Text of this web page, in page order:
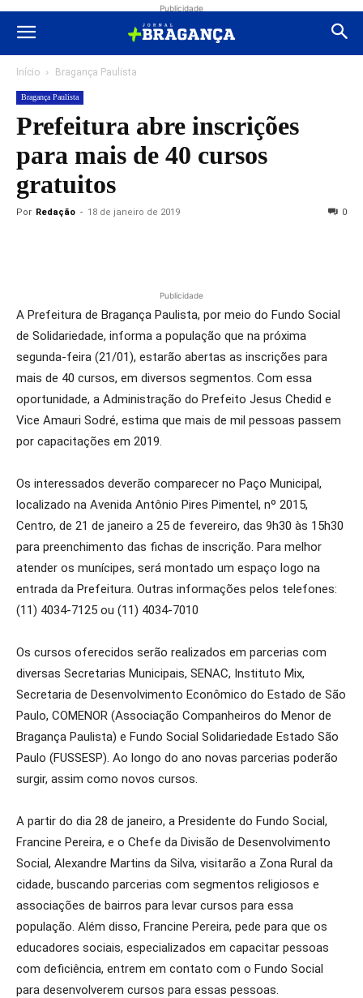
Publicidade
Início Bragança Paulista
Bragança Paulista
Prefeitura abre inscrições
para mais de 40 cursos
gratuitos
Por Redação - 18 de janeiro de 2019 0
Publicidade
A Prefeitura de Bragança Paulista, por meio do Fundo Social
de Solidariedade, informa a população que na próxima
segunda-feira (21/01), estarão abertas as inscrições para
mais de 40 cursos, em diversos segmentos. Com essa
oportunidade, a Administração do Prefeito Jesus Chedid e
Vice Amauri Sodré, estima que mais de mil pessoas passem
por capacitações em 2019.
Os interessados deverão comparecer no Paço Municipal,
localizado na Avenida Antônio Pires Pimentel, nº 2015,
Centro, de 21 de janeiro a 25 de fevereiro, das 9h30 às 15h30
para preenchimento das fichas de inscrição. Para melhor
atender os munícipes, será montado um espaço logo na
entrada da Prefeitura. Outras informações pelos telefones:
(11) 4034-7125 ou (11) 4034-7010
Os cursos oferecidos serão realizados em parcerias com
diversas Secretarias Municipais, SENAC, Instituto Mix,
Secretaria de Desenvolvimento Econômico do Estado de São
Paulo, COMENOR (Associação Companheiros do Menor de
Bragança Paulista) e Fundo Social Solidariedade Estado São
Paulo (FUSSESP). Ao longo do ano novas parcerias poderão
surgir, assim como novos cursos.
A partir do dia 28 de janeiro, a Presidente do Fundo Social,
Francine Pereira, e o Chefe da Divisão de Desenvolvimento
Social, Alexandre Martins da Silva, visitarão a Zona Rural da
cidade, buscando parcerias com segmentos religiosos e
associações de bairros para levar cursos para essa
população. Além disso, Francine Pereira, pede para que os
educadores sociais, especializados em capacitar pessoas
com deficiência, entrem em contato com o Fundo Social
para desenvolverem cursos para essas pessoas.